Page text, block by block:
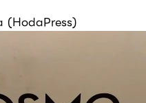
(HodaPress)